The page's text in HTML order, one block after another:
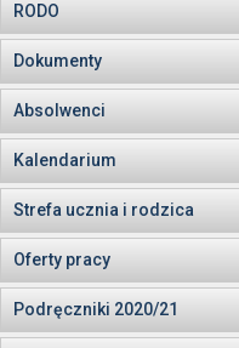
RODO
Dokumenty
Absolwenci
Kalendarium
Strefa ucznia i rodzica
Oferty pracy
Podręczniki 2020/21